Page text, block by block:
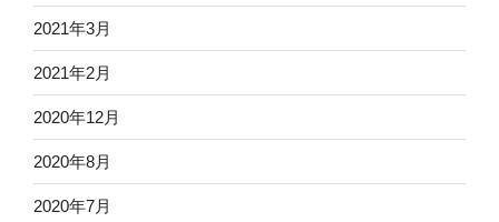
2021年3月
2021年2月
2020年12月
2020年8月
2020年7月